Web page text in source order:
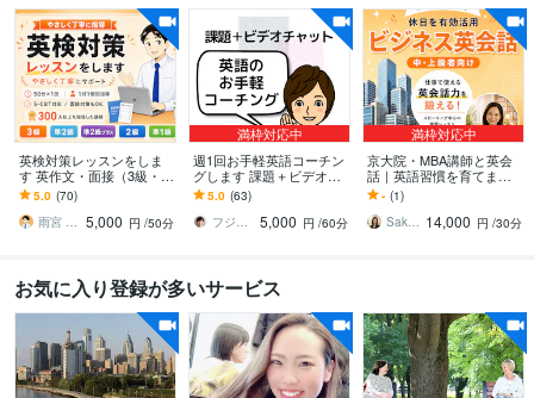
英検対策レッスンをしま
す 英作文・面接（3級・準
2級・2級・準1級）・S-C
BTも対応
5.0 (70)
雨宮 大和｜英語の家庭教師／個別指導 5,000 円 /50分
満枠対応中
週1回お手軽英語コーチン
グします 課題＋ビデオカ
ウンセリングで質疑応答
＋軌道修正
5.0 (63)
フジワラサチヨ
5,000 円 /60分
満枠対応中
京大院・MBA講師と英会
話｜英語習慣を育てます
米国高卒・京大院・MB
A・TOEIC985講師とビジ
ネス英語
- (1)
Sakura｜休日ビジネス英会話 14,000 円 /30分
お気に入り登録が多いサービス